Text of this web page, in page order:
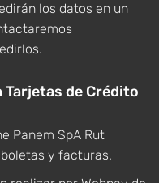
los datos en un
Tarjetas de Crédito
Panem SpA Rut
y facturas.